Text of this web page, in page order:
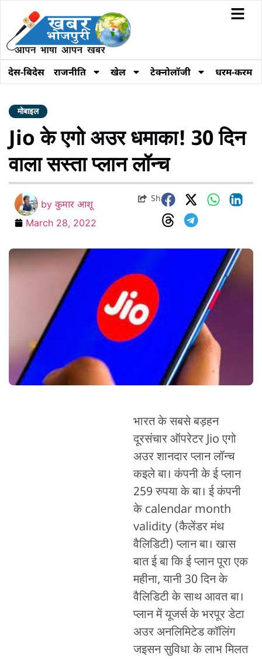
देस-बिदेस राजनीति खेल टेक्नोलॉजी धरम-करम
मोबाइल
Jio के एगो अउर धमाका! 30 दिन
वाला सस्ता प्लान लॉन्च
by कुमार आशू
March 28, 2022
Share
भारत के सबसे बड़हन
दूरसंचार ऑपरेटर Jio एगो
अउर शानदार प्लान लॉन्च
कइले बा। कंपनी के ई प्लान
259 रुपया के बा। ई कंपनी
के calendar month
validity (कैलेंडर मंथ
वैलिडिटी) प्लान बा। खास
बात ई बा कि ई प्लान पूरा एक
महीना, यानी 30 दिन के
वैलिडिटी के साथ आवत बा।
प्लान में यूजर्स के भरपूर डेटा
अउर अनलिमिटेड कॉलिंग
जइसन सुविधा के लाभ मिलत